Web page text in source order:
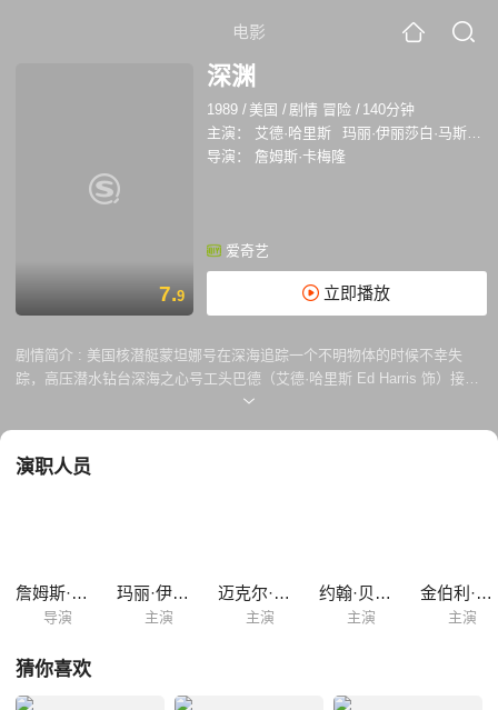
电影
7.9
深渊
1989 / 美国 /剧情 冒险 / 140分钟
主演：
艾德·哈里斯
玛丽·伊丽莎白·马斯特兰托尼奥
导演：
詹姆斯·卡梅隆
爱奇艺
立即播放
剧情简介 : 美国核潜艇蒙坦娜号在深海追踪一个不明物体的时候不幸失
踪，高压潜水钻台深海之心号工头巴德（艾德·哈里斯 Ed Harris 饰）接到
命令负责配合科菲上尉（迈克尔·比恩 Michael Biehn 饰）前去营救。令人
Mastrantonio）。三人为主的救援队潜到潜艇失踪的海底深渊边缘，却发
上的引信，完成任务之后巴德的氧气已经消耗殆尽，而就在此刻深海的怪
物再次出现...
演职人员
詹姆斯·卡梅隆
导演
玛丽·伊丽莎白·马斯特兰托尼奥
主演
迈克尔·比恩
主演
约翰·贝德福德·劳埃德
主演
金伯利·斯科特
主演
猜你喜欢